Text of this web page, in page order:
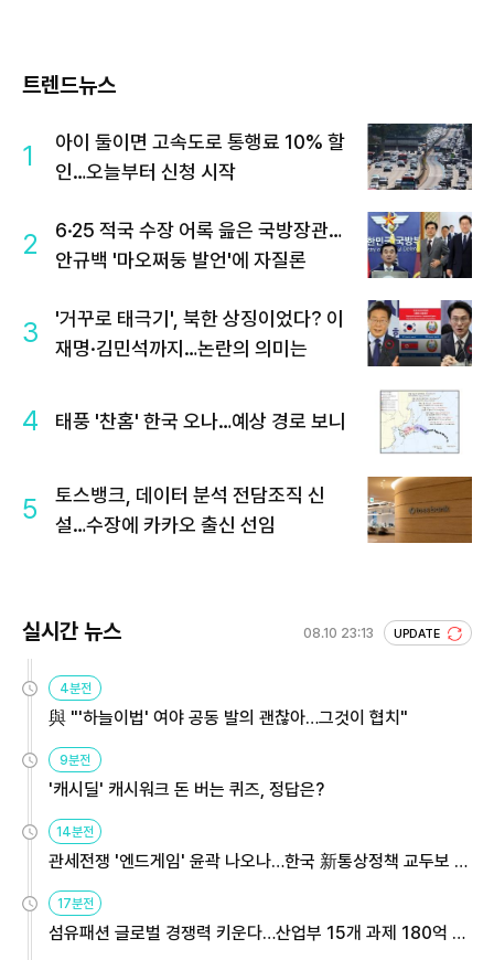
트렌드뉴스
1
아이 둘이면 고속도로 통행료 10% 할
인…오늘부터 신청 시작
2
6·25 적국 수장 어록 읊은 국방장관…
안규백 '마오쩌둥 발언'에 자질론
3
'거꾸로 태극기', 북한 상징이었다? 이
재명·김민석까지…논란의 의미는
4 태풍 '찬홈' 한국 오나…예상 경로 보니
5
토스뱅크, 데이터 분석 전담조직 신
설…수장에 카카오 출신 선임
실시간 뉴스 08.10 23:13 UPDATE
4분전
與 "'하늘이법' 여야 공동 발의 괜찮아…그것이 협치"
9분전
'캐시딜' 캐시워크 돈 버는 퀴즈, 정답은?
14분전
관세전쟁 '엔드게임' 윤곽 나오나…한국 新통상정책 교두보 활
17분전
섬유패션 글로벌 경쟁력 키운다…산업부 15개 과제 180억 지